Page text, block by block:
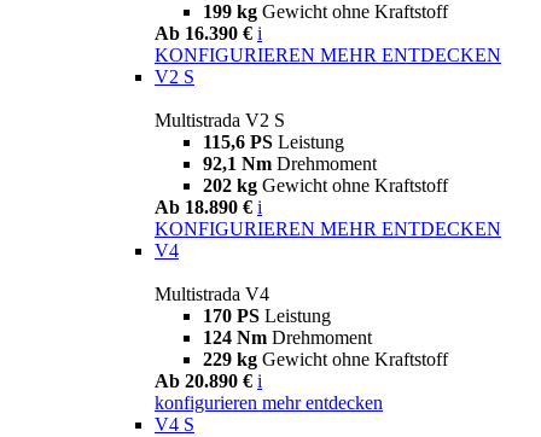
199 kg Gewicht ohne Kraftstoff
Ab 16.390 € i
KONFIGURIEREN MEHR ENTDECKEN
V2 S
Multistrada V2 S
115,6 PS Leistung
92,1 Nm Drehmoment
202 kg Gewicht ohne Kraftstoff
Ab 18.890 € i
KONFIGURIEREN MEHR ENTDECKEN
V4
Multistrada V4
170 PS Leistung
124 Nm Drehmoment
229 kg Gewicht ohne Kraftstoff
Ab 20.890 € i
konfigurieren mehr entdecken
V4 S